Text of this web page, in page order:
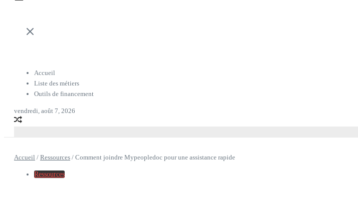
Accueil
Liste des métiers
Outils de financement
vendredi, août 7, 2026
Accueil / Ressources / Comment joindre Mypeopledoc pour une assistance rapide
Ressources